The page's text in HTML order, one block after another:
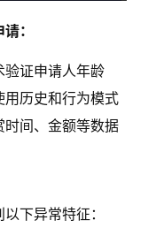
：
验证申请人年龄
历史和行为模式
间、金额等数据
下异常特征：